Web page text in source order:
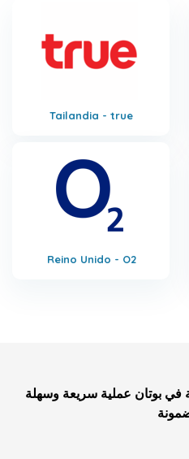
Tailandia - true
Reino Unido - O2
في بوتان عملية سريعة وسهلة